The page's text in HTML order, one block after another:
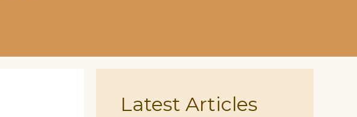
Latest Articles